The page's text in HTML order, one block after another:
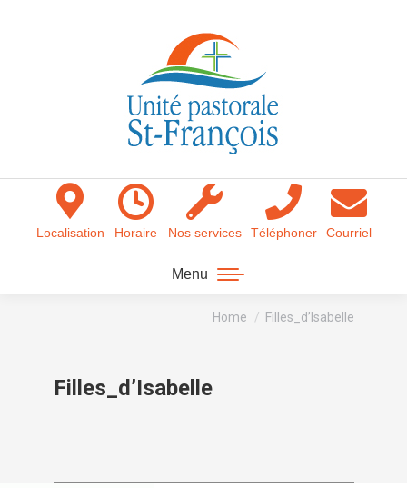
Menu
Localisation Horaire Nos services Téléphoner Courriel
Filles_d’Isabelle
You are here:
Home Filles_d’Isabelle